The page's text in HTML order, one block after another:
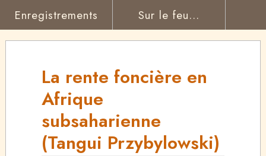
Enregistrements
Sur le feu...
La rente foncière en
Afrique
subsaharienne
(Tangui Przybylowski)